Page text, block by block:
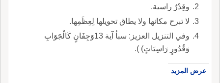
وقِدْرٌ راسية.
لا تبرح مكانها ولا يطاق تحويلها لِعِظَمِها.
وفي التنزيل العزيز: سبأ آية 13وَجِفَانٍ كَالْجَوَابِ
وَقُدُورٍ رَاسِيَاتٍ) ).
عرض المزيد